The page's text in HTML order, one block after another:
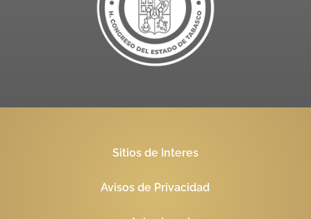
Sitios de Interes
Avisos de Privacidad